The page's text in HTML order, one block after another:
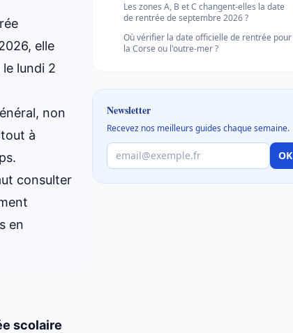
elle
lundi 2
non
à
consulter
en
scolaire
Les zones A, B et C changent-elles la date
de rentrée de septembre 2026 ?
Où vérifier la date officielle de rentrée pour
la Corse ou l'outre-mer ?
Newsletter
Recevez nos meilleurs guides chaque semaine.
OK